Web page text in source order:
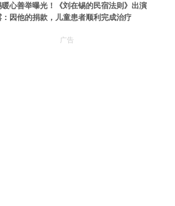
心善举曝光！《刘在锡的民宿法则》出演
因他的捐款，儿童患者顺利完成治疗
广告